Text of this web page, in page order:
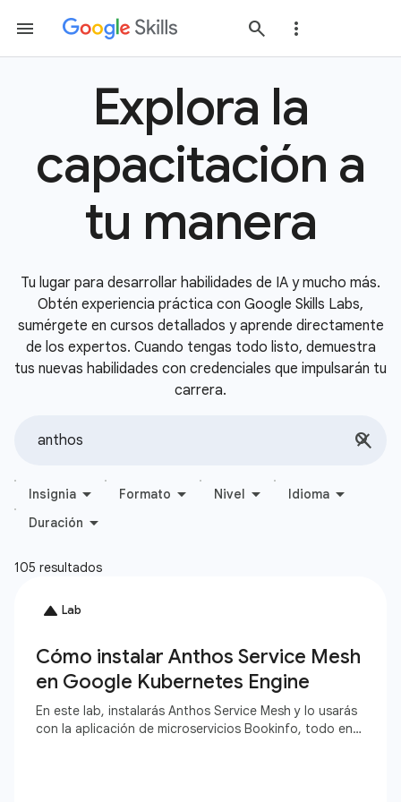
Explora la
capacitación a
tu manera
Tu lugar para desarrollar habilidades de IA y mucho más.
Obtén experiencia práctica con Google Skills Labs,
sumérgete en cursos detallados y aprende directamente
de los expertos. Cuando tengas todo listo, demuestra
tus nuevas habilidades con credenciales que impulsarán tu
carrera.